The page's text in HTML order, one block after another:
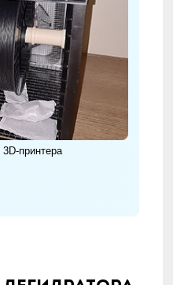
принтера